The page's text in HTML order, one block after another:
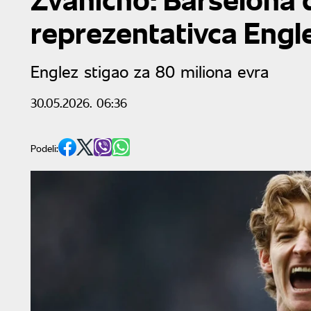
reprezentativca
Englez stigao za 80 miliona evra
30.05.2026. 06:36
Podeli: